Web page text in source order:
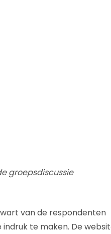
groepsdiscussie
van de respondenten
te maken. De